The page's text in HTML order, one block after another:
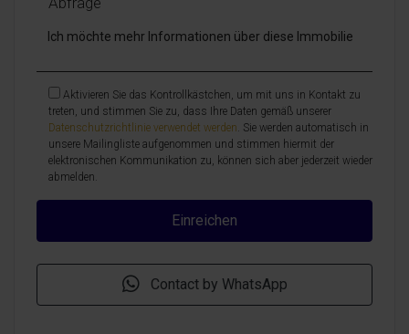
Aktivieren Sie das Kontrollkästchen, um mit uns in Kontakt zu
treten, und stimmen Sie zu, dass Ihre Daten gemäß unserer
Datenschutzrichtlinie verwendet werden. Sie werden automatisch in
unsere Mailingliste aufgenommen und stimmen hiermit der
elektronischen Kommunikation zu, können sich aber jederzeit wieder
abmelden.
Contact by WhatsApp